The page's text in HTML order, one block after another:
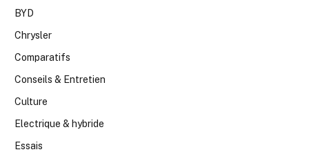
BYD
Chrysler
Comparatifs
Conseils & Entretien
Culture
Electrique & hybride
Essais